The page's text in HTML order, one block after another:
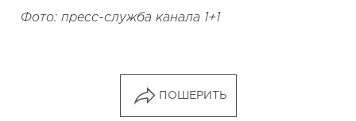
Фото: пресс-служба канала 1+1
ПОШЕРИТЬ